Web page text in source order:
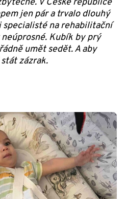
jen pár a trvalo dlouhý
specialisté na rehabilitační
Kubík by prý
umět sedět. A aby
zázrak.